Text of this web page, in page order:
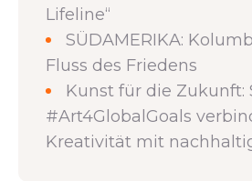
Lifeline“
SÜDAMERIKA:
Fluss des Friedens
Kunst für die Zukunft:
#Art4GlobalGoals
Kreativität mit